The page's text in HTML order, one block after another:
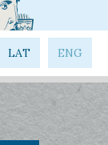
LAT ENG